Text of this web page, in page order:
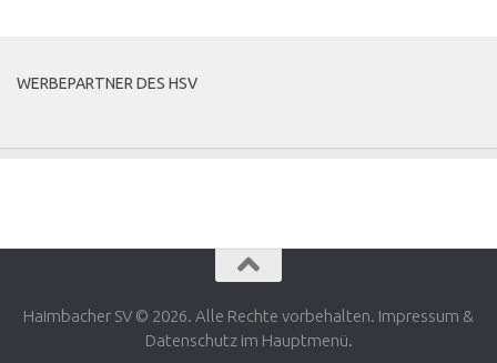
WERBEPARTNER DES HSV
Haimbacher SV © 2026. Alle Rechte vorbehalten. Impressum &
Datenschutz im Hauptmenü.